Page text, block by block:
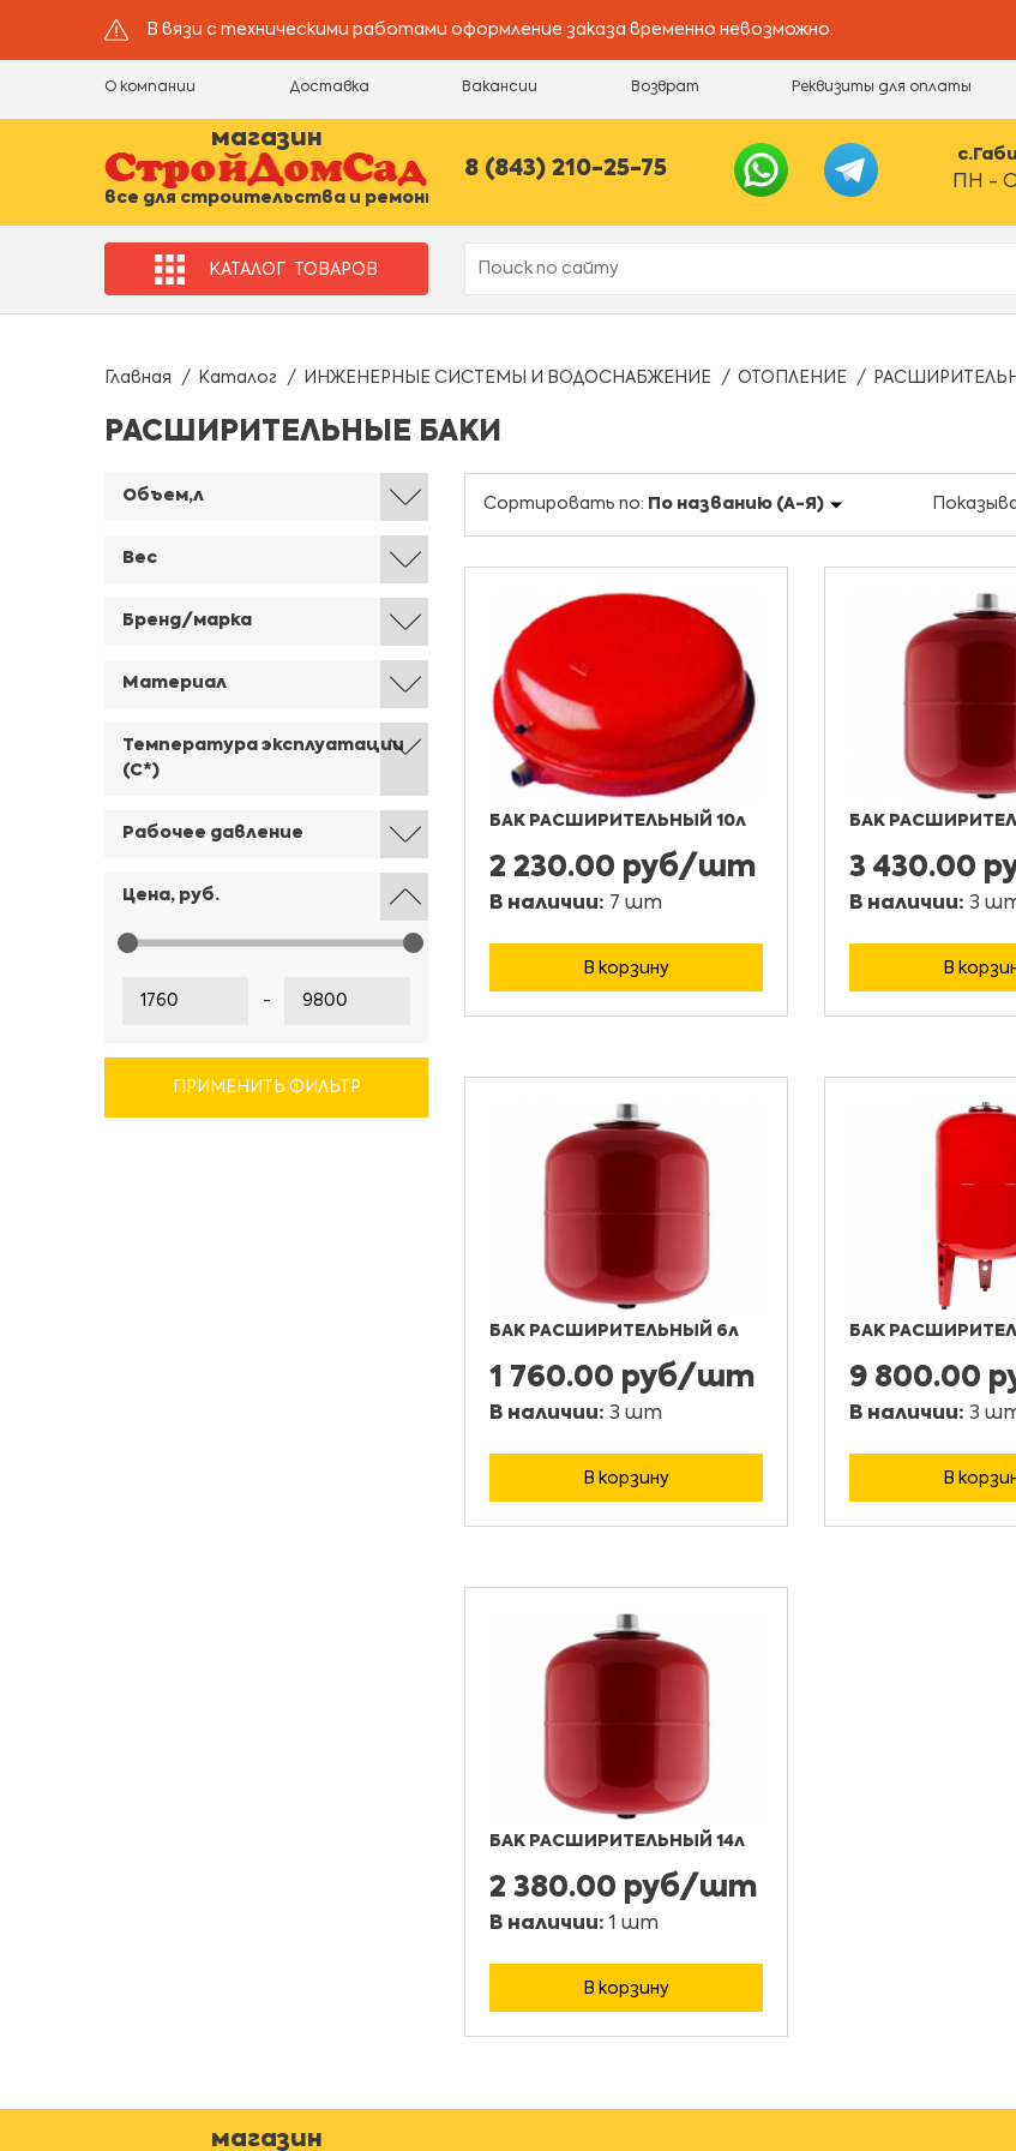
В вязи с техническими работами оформление заказа временно невозможно.
О компании Доставка Вакансии Возврат Реквизиты для оплаты
магазин
все для строительства и ремонта
8 (843) 210-25-75
ПН -
КАТАЛОГ ТОВАРОВ
Главная Каталог ИНЖЕНЕРНЫЕ СИСТЕМЫ И ВОДОСНАБЖЕНИЕ ОТОПЛЕНИЕ
РАСШИРИТЕЛЬНЫЕ БАКИ
Объем,л
Вес
Бренд/марка
Материал
Температура эксплуатации
(С*)
Рабочее давление
Цена, руб.
-
ПРИМЕНИТЬ ФИЛЬТР
Сортировать по: По названию (А-Я)
БАК РАСШИРИТЕЛЬНЫЙ 10л
2 230.00 руб/шт
В наличии: 7 шт
В корзину
БАК
3 430.00
В наличии: 3
В
БАК РАСШИРИТЕЛЬНЫЙ 6л
1 760.00 руб/шт
В наличии: 3 шт
В корзину
БАК
9 800.00
В наличии: 3
В
БАК РАСШИРИТЕЛЬНЫЙ 14л
2 380.00 руб/шт
В наличии: 1 шт
В корзину
магазин